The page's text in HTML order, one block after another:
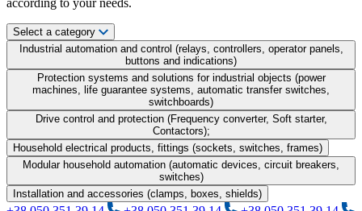
Select a category
Industrial automation and control (relays, controllers, operator panels,
buttons and indications)
Protection systems and solutions for industrial objects (power
machines, life guarantee systems, automatic transfer switches,
switchboards)
Drive control and protection (Frequency converter, Soft starter,
Contactors);
Household electrical products, fittings (sockets, switches, frames)
Modular household automation (automatic devices, circuit breakers,
switches)
Installation and accessories (clamps, boxes, shields)